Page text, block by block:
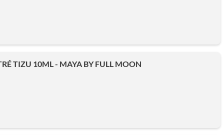
TIZU 10ML - MAYA BY FULL MOON